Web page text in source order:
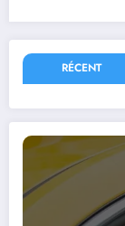
RÉCENT